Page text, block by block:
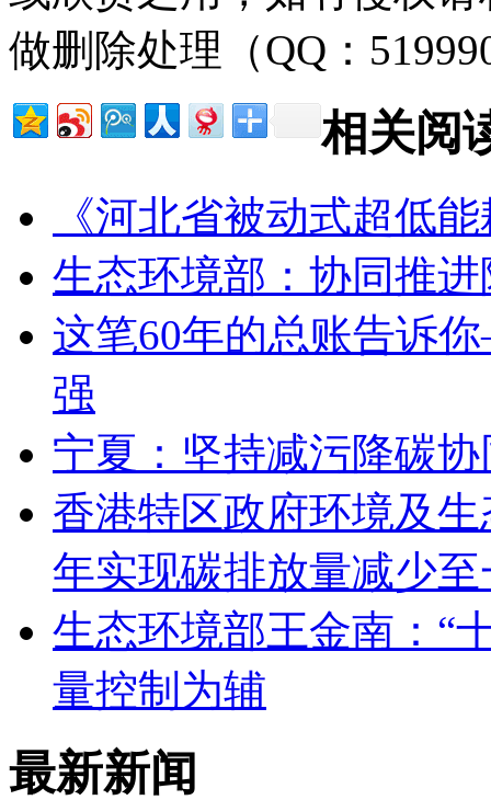
做删除处理（QQ：
相关阅
《河北省被动式超低
生态环境部：协同推
这笔60年的总账告诉
强
宁夏：坚持减污降碳
香港特区政府环境及
年实现碳排放量减少至
生态环境部王金南：“
量控制为辅
最新新闻